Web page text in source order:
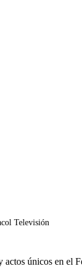
Televisión
actos únicos en el